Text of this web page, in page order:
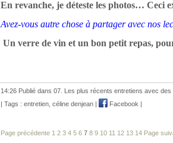
En revanche, je déteste les photos… Ceci
Avez-vous autre chose à partager avec nos
Un verre de vin et un bon petit repas,
14:26 Publié dans 07. Les plus récents entretiens avec des
| Tags : entretien céline denjean | Facebook |
Page précédente 1 2 3 4 5 6 7 8 9 10 11 12 13 14 Page